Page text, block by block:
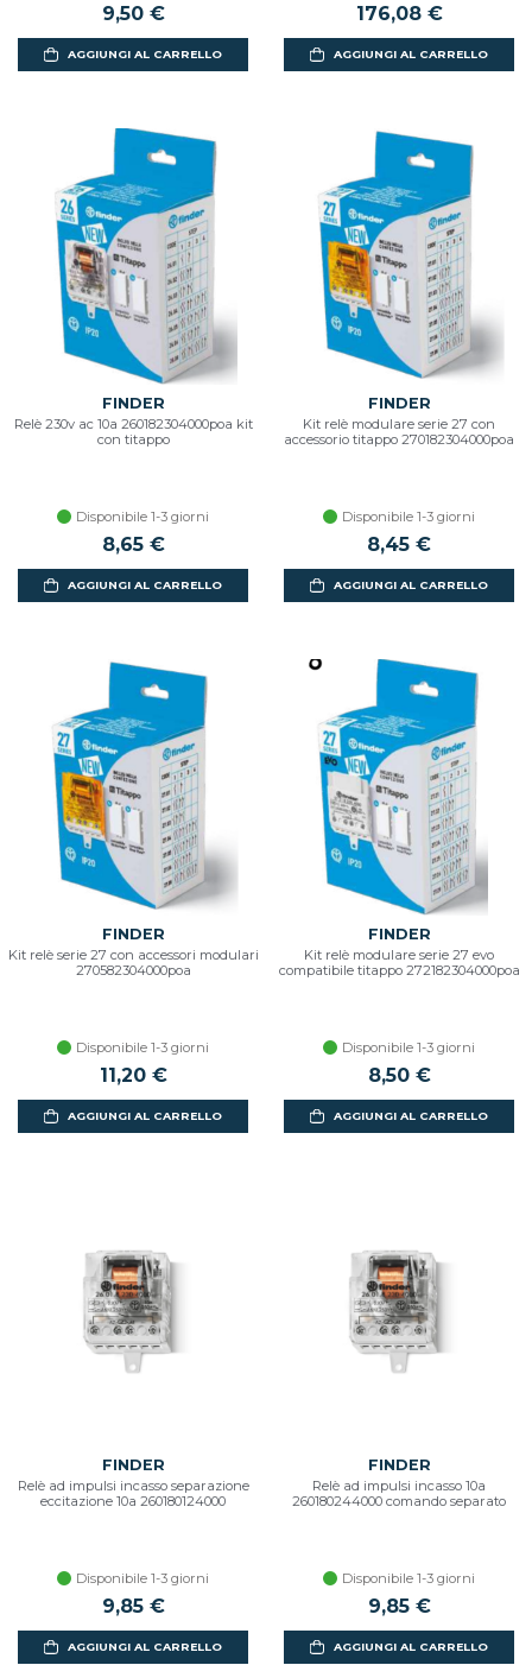
9,50 €
AGGIUNGI AL CARRELLO
176,08 €
AGGIUNGI AL CARRELLO
FINDER
Relè 230v ac 10a 260182304000poa kit
con titappo
Disponibile 1-3 giorni
8,65 €
AGGIUNGI AL CARRELLO
FINDER
Kit relè modulare serie 27 con
accessorio titappo 270182304000poa
Disponibile 1-3 giorni
8,45 €
AGGIUNGI AL CARRELLO
FINDER
Kit relè serie 27 con accessori modulari
270582304000poa
Disponibile 1-3 giorni
11,20 €
AGGIUNGI AL CARRELLO
FINDER
Kit relè modulare serie 27 evo
compatibile titappo 272182304000poa
Disponibile 1-3 giorni
8,50 €
AGGIUNGI AL CARRELLO
FINDER
Relè ad impulsi incasso separazione
eccitazione 10a 260180124000
Disponibile 1-3 giorni
9,85 €
AGGIUNGI AL CARRELLO
FINDER
Relè ad impulsi incasso 10a
260180244000 comando separato
Disponibile 1-3 giorni
9,85 €
AGGIUNGI AL CARRELLO